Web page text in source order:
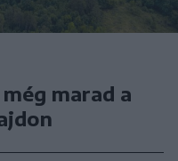
marad a